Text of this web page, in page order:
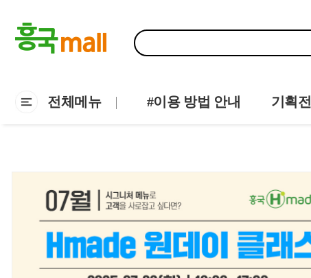
전체메뉴 #이용 방법 안내 기획전